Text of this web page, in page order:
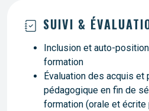
SUIVI &
Inclusion et auto-
formation
Évaluation des acquis et
pédagogique en fin de
formation (orale et écrite